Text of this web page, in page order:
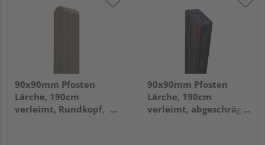
90x90mm Pfosten
Lärche, 190cm
verleimt, Rundkopf,
90x90mm Pfosten
Lärche, 190cm
verleimt, abgeschrägt,